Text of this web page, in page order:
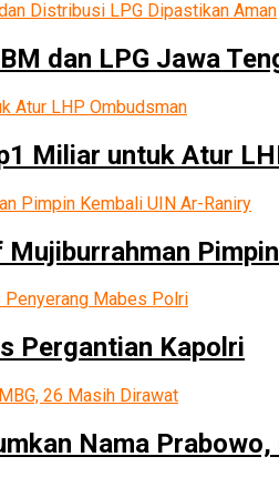
dan LPG Jawa
Miliar untuk Atur
Pergantian Kapolri
Nama